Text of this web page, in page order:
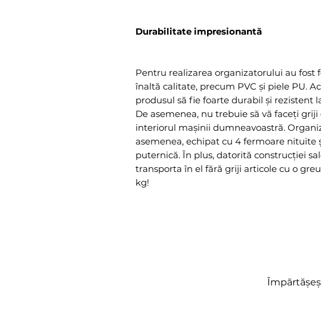
Durabilitate impresionantă
Pentru realizarea organizatorului au fost
înaltă calitate, precum PVC și piele PU.
produsul să fie foarte durabil și rezistent
De asemenea, nu trebuie să vă faceți griji
interiorul mașinii dumneavoastră.
asemenea, echipat cu 4 fermoare nituite
puternică. În plus, datorită construcției
transporta în el fără griji articole cu o
kg!